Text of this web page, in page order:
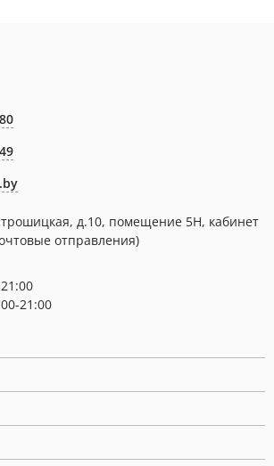
д.10, помещение 5Н, кабинет
отправления)
21:00